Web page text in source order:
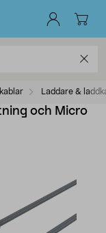
Laddare &
och Micro